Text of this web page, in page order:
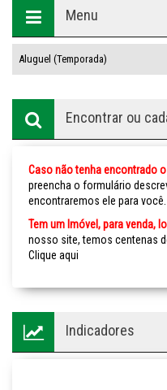
Menu
Aluguel (Temporada)
Encontrar ou
Caso não tenha encontrado
preencha o formulário
encontraremos ele para você.
Tem um Imóvel, para venda,
nosso site, temos centenas
Clique aqui
Indicadores